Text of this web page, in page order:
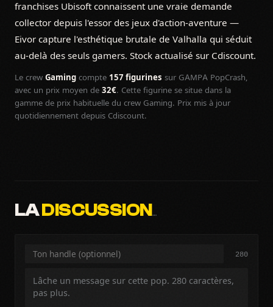
franchises Ubisoft connaissent une vraie demande
collector depuis l'essor des jeux d'action-aventure —
Eivor capture l'esthétique brutale de Valhalla qui séduit
au-delà des seuls gamers. Stock actualisé sur Cdiscount.
Le crew Gaming compte 157 figurines sur GAMPA PopCrash,
avec un prix moyen de 32€. Cette figurine se situe dans la
gamme de prix habituelle du crew Gaming. Prix mis à jour
quotidiennement depuis Cdiscount.
LADISCUSSION…
280